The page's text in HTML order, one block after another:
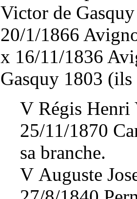
Victor de
20/1/1866
x 16/11/1836
Gasquy 1803
V Régis Henri
25/11/1870
sa branche.
V Auguste